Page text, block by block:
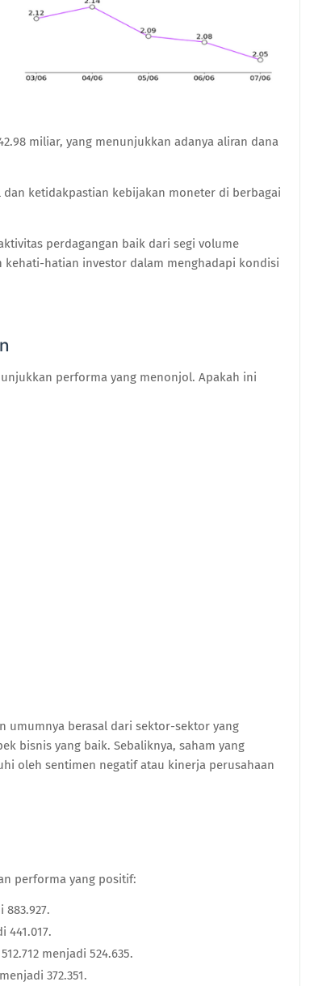
miliar, yang menunjukkan adanya aliran dana
ketidakpastian kebijakan moneter di berbagai
perdagangan baik dari segi volume
hatian investor dalam menghadapi kondisi
performa yang menonjol. Apakah ini
umumnya berasal dari sektor-sektor yang
bisnis yang baik. Sebaliknya, saham yang
oleh sentimen negatif atau kinerja perusahaan
performa yang positif:
883.927.
441.017.
menjadi 524.635.
372.351.